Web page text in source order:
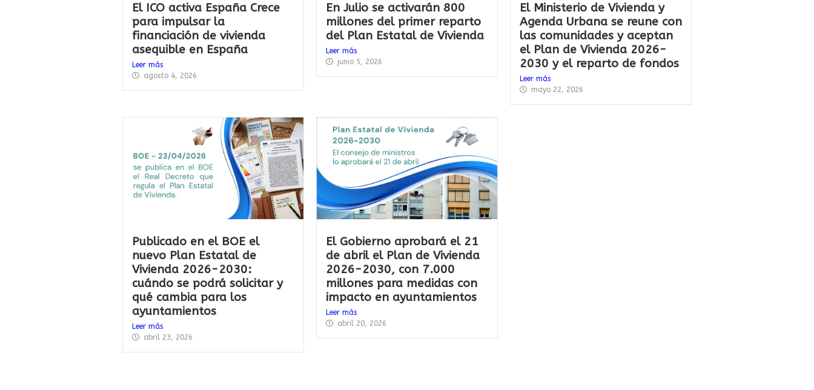
El ICO activa España Crece
para impulsar la
financiación de vivienda
asequible en España
Leer más
agosto 4, 2026
En Julio se activarán 800
millones del primer reparto
del Plan Estatal de Vivienda
Leer más
junio 5, 2026
El Ministerio de Vivienda y
Agenda Urbana se reune con
las comunidades y aceptan
el Plan de Vivienda 2026-
2030 y el reparto de fondos
Leer más
mayo 22, 2026
Publicado en el BOE el
nuevo Plan Estatal de
Vivienda 2026-2030:
cuándo se podrá solicitar y
qué cambia para los
ayuntamientos
Leer más
abril 23, 2026
El Gobierno aprobará el 21
de abril el Plan de Vivienda
2026-2030, con 7.000
millones para medidas con
impacto en ayuntamientos
Leer más
abril 20, 2026